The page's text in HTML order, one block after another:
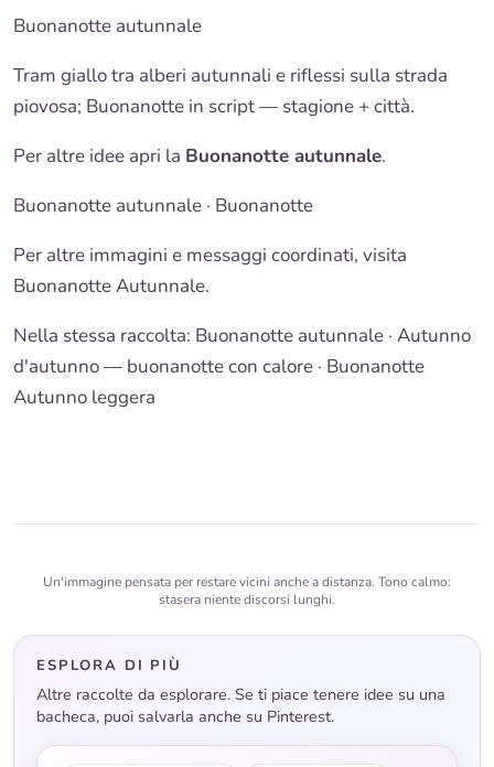
Buonanotte autunnale
Tram giallo tra alberi autunnali e riflessi sulla strada
piovosa; Buonanotte in script — stagione + città.
Per altre idee apri la Buonanotte autunnale.
Buonanotte autunnale · Buonanotte
Per altre immagini e messaggi coordinati, visita
Buonanotte Autunnale.
Nella stessa raccolta: Buonanotte autunnale · Autunno
d'autunno — buonanotte con calore · Buonanotte
Autunno leggera
Un'immagine pensata per restare vicini anche a distanza. Tono calmo:
stasera niente discorsi lunghi.
ESPLORA DI PIÙ
Altre raccolte da esplorare. Se ti piace tenere idee su una
bacheca, puoi salvarla anche su Pinterest.